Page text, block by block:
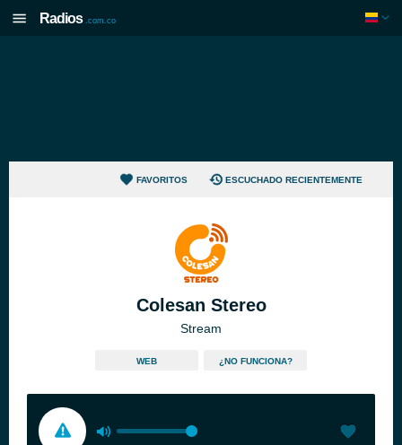
Radios .com.co
FAVORITOS ESCUCHADO RECIENTEMENTE
Colesan Stereo
Stream
WEB ¿NO FUNCIONA?